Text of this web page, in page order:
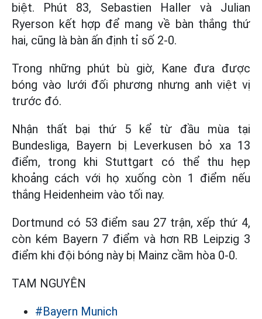
biệt. Phút 83, Sebastien Haller và Julian
Ryerson kết hợp để mang về bàn thắng thứ
hai, cũng là bàn ấn định tỉ số 2-0.
Trong những phút bù giờ, Kane đưa được
bóng vào lưới đối phương nhưng anh việt vị
trước đó.
Nhận thất bại thứ 5 kể từ đầu mùa tại
Bundesliga, Bayern bị Leverkusen bỏ xa 13
điểm, trong khi Stuttgart có thể thu hẹp
khoảng cách với họ xuống còn 1 điểm nếu
thắng Heidenheim vào tối nay.
Dortmund có 53 điểm sau 27 trận, xếp thứ 4,
còn kém Bayern 7 điểm và hơn RB Leipzig 3
điểm khi đội bóng này bị Mainz cầm hòa 0-0.
TAM NGUYÊN
#Bayern Munich